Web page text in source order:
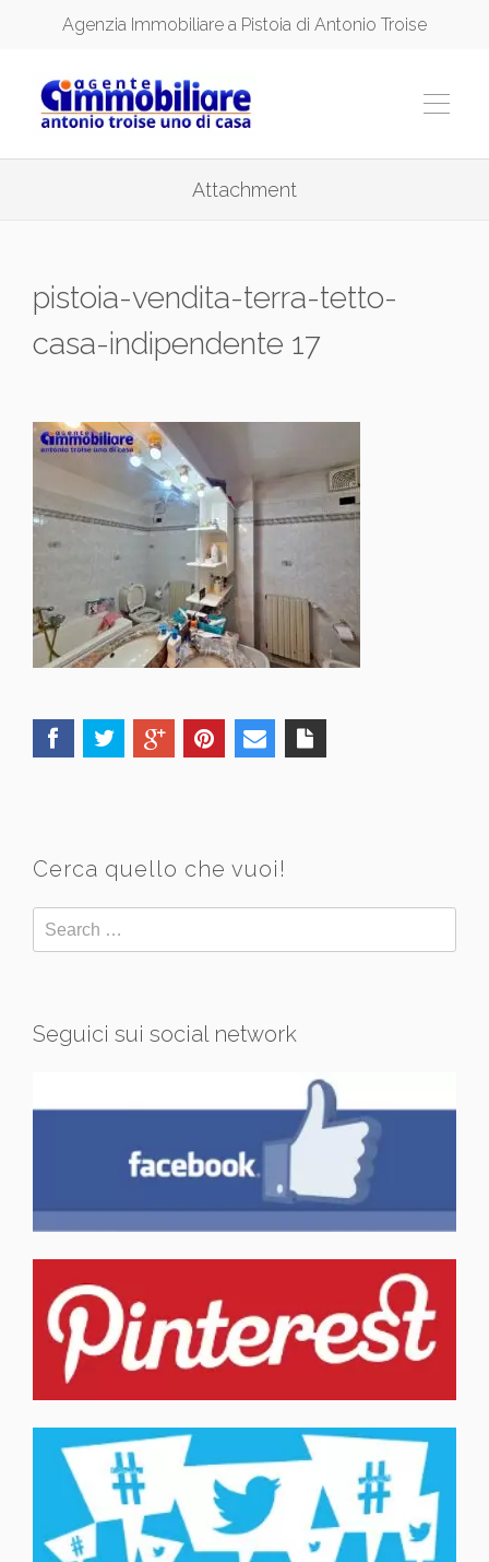
Agenzia Immobiliare a Pistoia di Antonio Troise
Attachment
pistoia-vendita-terra-tetto-
casa-indipendente 17
Cerca quello che vuoi!
Seguici sui social network